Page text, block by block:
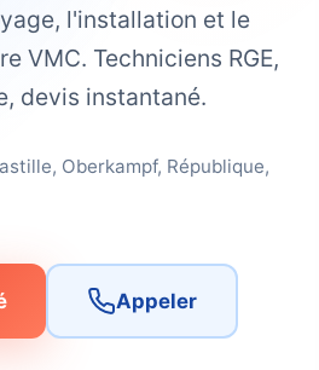
l'installation et le
VMC. Techniciens RGE,
devis instantané.
Oberkampf, République,
Appeler